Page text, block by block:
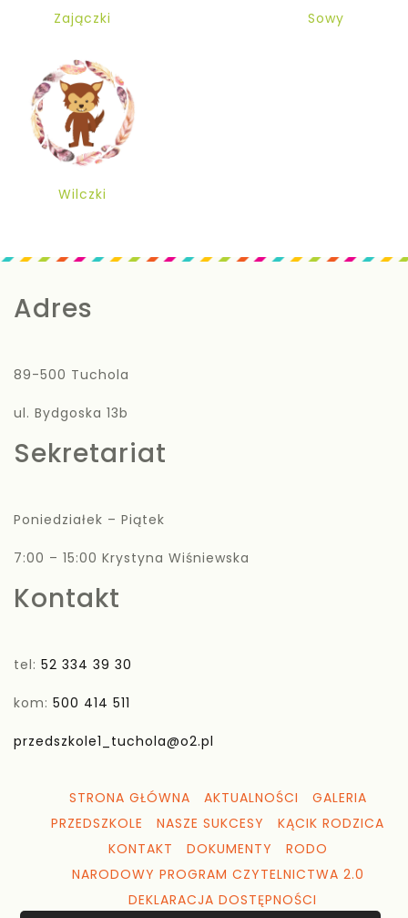
Zajączki Sowy
Wilczki
Adres
89-500 Tuchola
ul. Bydgoska 13b
Sekretariat
Poniedziałek – Piątek
7:00 – 15:00 Krystyna Wiśniewska
Kontakt
tel: 52 334 39 30
kom: 500 414 511
przedszkole1_tuchola@o2.pl
STRONA GŁÓWNA AKTUALNOŚCI
GALERIA
PRZEDSZKOLE
NASZE SUKCESY
KĄCIK RODZICA
KONTAKT
DOKUMENTY
RODO
NARODOWY PROGRAM CZYTELNICTWA 2.0
DEKLARACJA DOSTĘPNOŚCI